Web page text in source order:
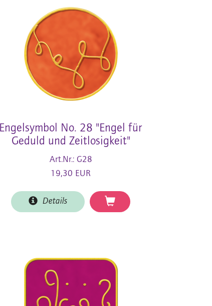
Engelsymbol No. 28 "Engel für
Geduld und Zeitlosigkeit"
Art.Nr.: G28
19,30 EUR
Details